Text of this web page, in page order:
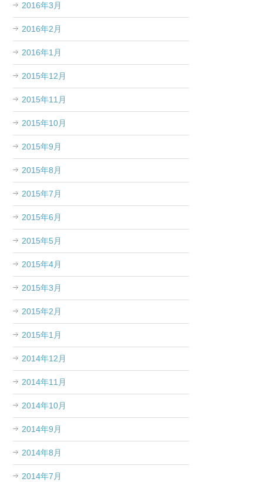
2016年3月
2016年2月
2016年1月
2015年12月
2015年11月
2015年10月
2015年9月
2015年8月
2015年7月
2015年6月
2015年5月
2015年4月
2015年3月
2015年2月
2015年1月
2014年12月
2014年11月
2014年10月
2014年9月
2014年8月
2014年7月